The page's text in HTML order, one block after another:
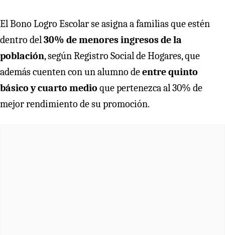
El Bono Logro Escolar se asigna a familias que estén
dentro del30% de menores ingresos de la
población, según Registro Social de Hogares, que
además cuenten con un alumno deentre quinto
básico y cuarto medio que pertenezca al 30% de
mejor rendimiento de su promoción.